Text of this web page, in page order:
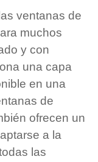
ventanas de
muchos
y con
una capa
en una
de
ofrecen un
a la
las